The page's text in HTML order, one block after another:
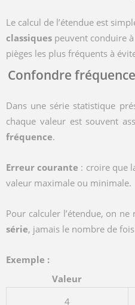
Le calcul de l’étendue est
classiques peuvent conduire
pièges les plus fréquents à
Confondre
Dans une série statistique
chaque valeur est souvent
fréquence.
Erreur courante : croire que
valeur maximale ou minimale.
Pour calculer l’étendue, on ne
série, jamais le nombre de
Exemple :
Valeur
4